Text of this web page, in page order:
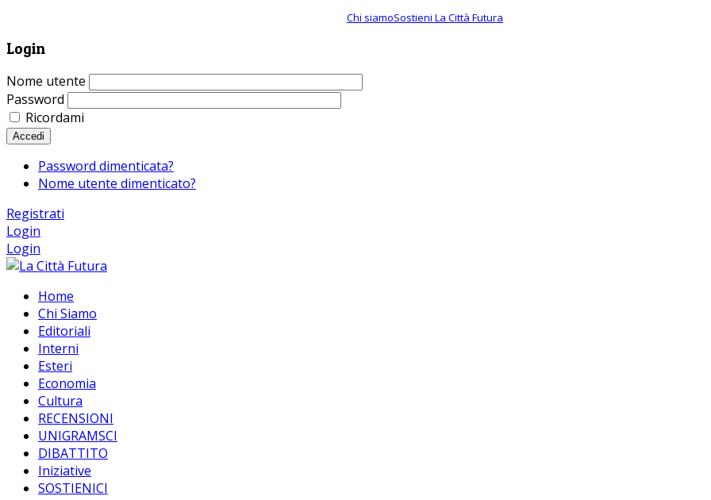
Chi siamoSostieni La Città Futura
Login
Nome utente
Password
Ricordami
Accedi
Password dimenticata?
Nome utente dimenticato?
Registrati
Login
Login
Home
Chi Siamo
Editoriali
Interni
Esteri
Economia
Cultura
RECENSIONI
UNIGRAMSCI
DIBATTITO
Iniziative
SOSTIENICI